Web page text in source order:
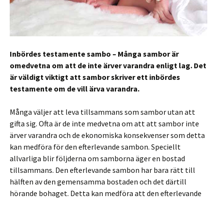
Inbördes testamente sambo – Många sambor är
omedvetna om att de inte ärver varandra enligt lag. Det
är väldigt viktigt att sambor skriver ett inbördes
testamente om de vill ärva varandra.
Många väljer att leva tillsammans som sambor utan att
gifta sig. Ofta är de inte medvetna om att att sambor inte
ärver varandra och de ekonomiska konsekvenser som detta
kan medföra för den efterlevande sambon. Speciellt
allvarliga blir följderna om samborna äger en bostad
tillsammans. Den efterlevande sambon har bara rätt till
hälften av den gemensamma bostaden och det därtill
hörande bohaget. Detta kan medföra att den efterlevande